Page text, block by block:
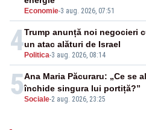
Economie-3 aug. 2026, 07:51
4 Politica-3 aug. 2026, 08:14
Trump anunță noi negocieri
un atac alături de Israel
5Sociale-2 aug. 2026, 23:25
Ana Maria Păcuraru: „Ce se
închide singura lui portiță?”